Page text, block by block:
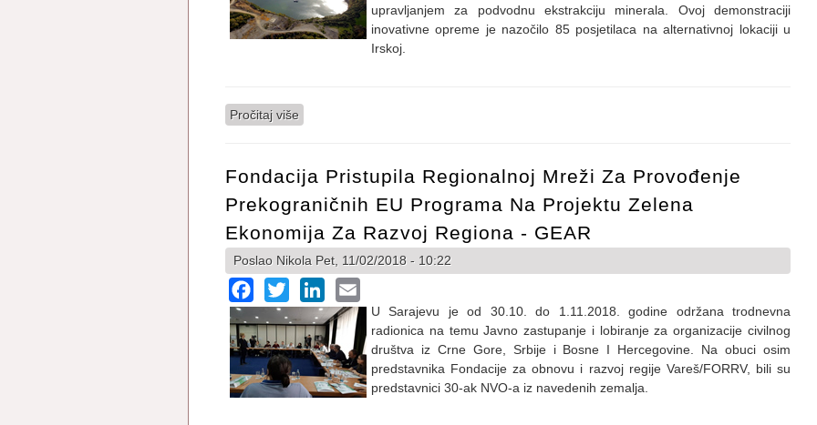
upravljanjem za podvodnu ekstrakciju minerala. Ovoj demonstraciji
inovativne opreme je nazočilo 85 posjetilaca na alternativnoj lokaciji u
Irskoj.
Pročitaj više o Uspiješno završeno drugo testiranje opreme u okviru projekta VAMOS na lokaciji
Fondacija Pristupila Regionalnoj Mreži Za Provođenje
Prekograničnih EU Programa Na Projektu Zelena
Ekonomija Za Razvoj Regiona - GEAR
Poslao Nikola Pet, 11/02/2018 - 10:22
Facebook
Twitter LinkedIn
U Sarajevu je od 30.10. do 1.11.2018. godine održana trodnevna
radionica na temu Javno zastupanje i lobiranje za organizacije civilnog
društva iz Crne Gore, Srbije i Bosne I Hercegovine. Na obuci osim
predstavnika Fondacije za obnovu i razvoj regije Vareš/FORRV, bili su
predstavnici 30-ak NVO-a iz navedenih zemalja.